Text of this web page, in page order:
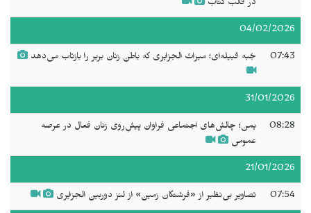
در قالب کتاب
04/02/2026
07:43 جُبه قبیله‌ای؛ میراث الجزایری که باطن زنان بربر را بازتاب می‌دهد
31/01/2026
08:28
یمن؛ چالش‌های اجتماعی فراوان پیشِ‌روی زنان فعال در عرصه
عمومی
21/01/2026
07:54 تصاویر بی‌نظیر از «فرشتگان زمین» از لنز دوربین الجزایری